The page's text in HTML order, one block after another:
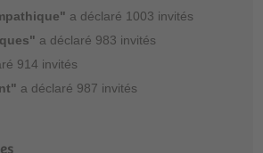
a déclaré 1003 invités
a déclaré 983 invités
914 invités
a déclaré 987 invités